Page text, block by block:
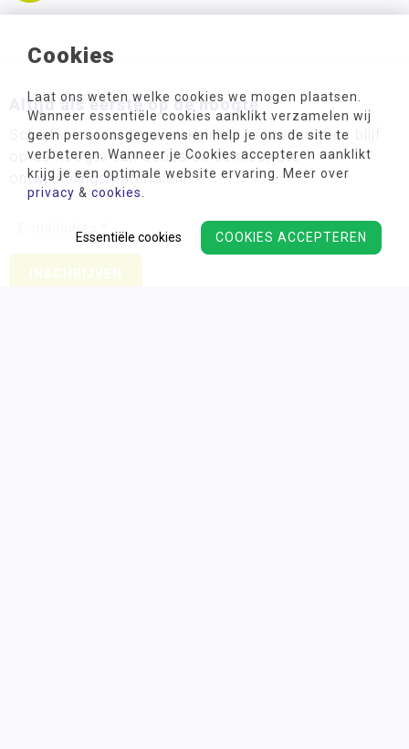
Cookies
Laat ons weten welke cookies we mogen plaatsen.
Wanneer essentiële cookies aanklikt verzamelen wij
geen persoonsgegevens en help je ons de site te
verbeteren. Wanneer je Cookies accepteren aanklikt
krijg je een optimale website ervaring. Meer over
privacy & cookies
COOKIES ACCEPTEREN
Essentiële cookies
Altijd als eerste op de hoogte
Schrijf u in voor onze wekelijkse nieuwsbrief en blijf
op de hoogte van acties en de nieuwste
ontwikkelingsmaterialen!